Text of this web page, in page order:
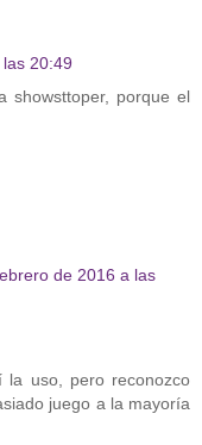
20:49
showsttoper, porque el
de 2016 a las
la uso, pero reconozco
juego a la mayoría